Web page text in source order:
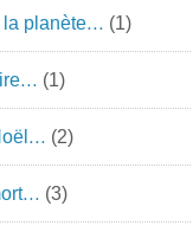
la planète… (1)
(1)
(2)
(3)